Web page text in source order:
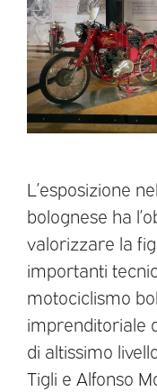
L’esposizione
bolognese ha
valorizzare la
importanti
motociclismo
imprenditoriale
di altissimo
Tigli e Alfonso